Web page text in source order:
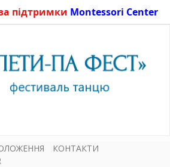
підтримки Montessori Center
КОНТАКТИ